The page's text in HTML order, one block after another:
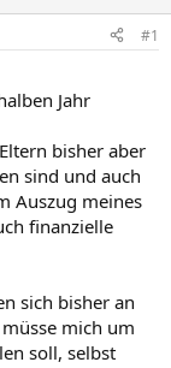
#1
Jahr
bisher aber
sind und auch
Auszug meines
finanzielle
sich bisher an
mich um
soll, selbst